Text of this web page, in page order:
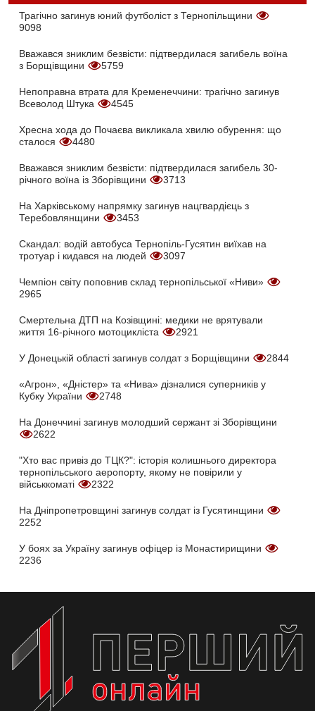
Трагічно загинув юний футболіст з Тернопільщини
9098
Вважався зниклим безвісти: підтвердилася загибель воїна
з Борщівщини
5759
Непоправна втрата для Кременеччини: трагічно загинув
Всеволод Штука
4545
Хресна хода до Почаєва викликала хвилю обурення: що
сталося
4480
Вважався зниклим безвісти: підтвердилася загибель 30-
річного воїна із Зборівщини
3713
На Харківському напрямку загинув нацгвардієць з
Теребовлянщини
3453
Скандал: водій автобуса Тернопіль-Гусятин виїхав на
тротуар і кидався на людей
3097
Чемпіон світу поповнив склад тернопільської «Ниви»
2965
Смертельна ДТП на Козівщині: медики не врятували
життя 16-річного мотоцикліста
2921
У Донецькій області загинув солдат з Борщівщини 2844
«Агрон», «Дністер» та «Нива» дізналися суперників у
Кубку України
2748
На Донеччині загинув молодший сержант зі Зборівщини
2622
"Хто вас привіз до ТЦК?": історія колишнього директора
тернопільського аеропорту, якому не повірили у
військкоматі
2322
На Дніпропетровщині загинув солдат із Гусятинщини
2252
У боях за Україну загинув офіцер із Монастирищини
2236